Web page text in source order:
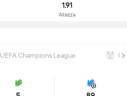
1.91
Altezza
UEFA Champions League